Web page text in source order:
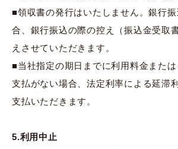
■領収書の発行はいたしません。銀行
合、銀行振込の際の控え（振込金受取
えさせていただきます。
■当社指定の期日までに利用料金また
支払がない場合、法定利率による延滞
支払いただきます。
5.利用中止